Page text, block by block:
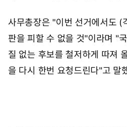
사무총장은 "이번 선거에서도 (
판을 피할 수 없을 것"이라며 "
질 없는 후보를 철저하게 따져
을 다시 한번 요청드린다"고 말